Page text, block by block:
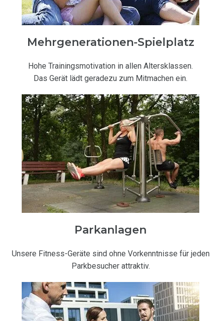
Mehrgenerationen-Spielplatz
Hohe Trainingsmotivation in allen Altersklassen.
Das Gerät lädt geradezu zum Mitmachen ein.
Parkanlagen
Unsere Fitness-Geräte sind ohne Vorkenntnisse für jeden
Parkbesucher attraktiv.